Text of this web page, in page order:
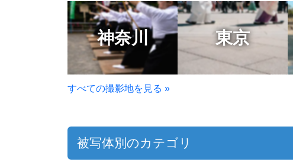
神奈川 東京
すべての撮影地を見る »
被写体別のカテゴリ